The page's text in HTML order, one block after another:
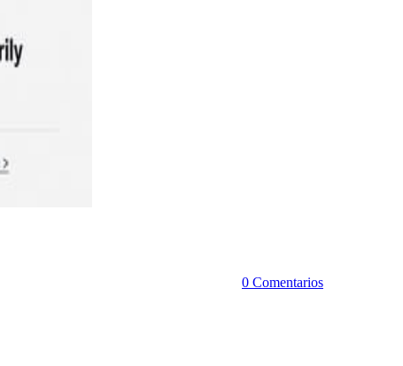
0 Comentarios